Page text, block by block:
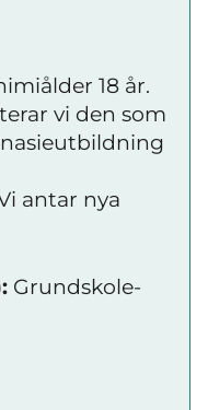
18 år.
vi den som
antar nya
Grundskole-